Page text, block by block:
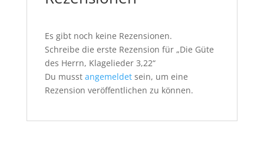
Es gibt noch keine Rezensionen.
Schreibe die erste Rezension für „Die Güte
des Herrn, Klagelieder 3,22“
Du musst angemeldetsein, um eine
Rezension veröffentlichen zu können.